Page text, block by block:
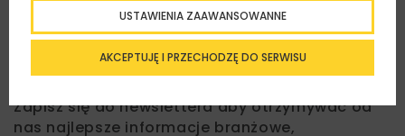
Lubisz wiedzieć więcej?
Zapisz się do newslettera aby otrzymywać od
nas najlepsze informacje branżowe,
AKCEPTUJĘ I PRZECHODZĘ DO SERWISU
USTAWIENIA ZAAWANSOWANNE